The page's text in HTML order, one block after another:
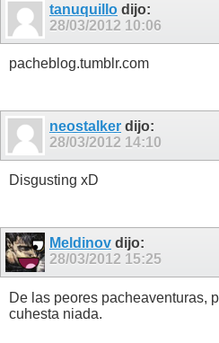
tanuquillo dijo:
28/03/2012 10:06
pacheblog.tumblr.com
neostalker dijo:
28/03/2012 14:10
Disgusting xD
Meldinov dijo:
28/03/2012 15:25
De las peores pacheaventuras,
cuhesta niada.